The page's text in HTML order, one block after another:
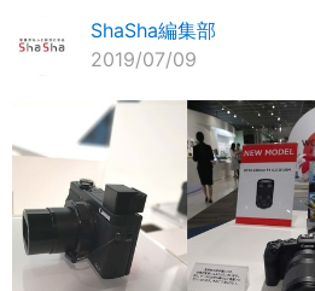
ShaSha編集部
2019/07/09